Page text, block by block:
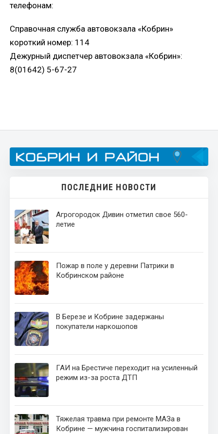
телефонам:
Справочная служба автовокзала «Кобрин»
короткий номер: 114
Дежурный диспетчер автовокзала «Кобрин»:
8(01642) 5-67-27
ПОСЛЕДНИЕ НОВОСТИ
Агрогородок Дивин отметил свое 560-
летие
Пожар в поле у деревни Патрики в
Кобринском районе
В Березе и Кобрине задержаны
покупатели наркошопов
ГАИ на Брестиче переходит на усиленный
режим из-за роста ДТП
Тяжелая травма при ремонте МАЗа в
Кобрине — мужчина госпитализирован